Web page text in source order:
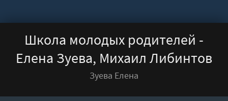
Школа молодых родителей -
Елена Зуева, Михаил Либинтов
Зуева Елена